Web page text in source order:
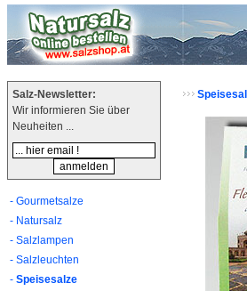
Salz-Newsletter:
Wir informieren Sie über
Neuheiten ...
- Gourmetsalze
- Natursalz
- Salzlampen
- Salzleuchten
- Speisesalze